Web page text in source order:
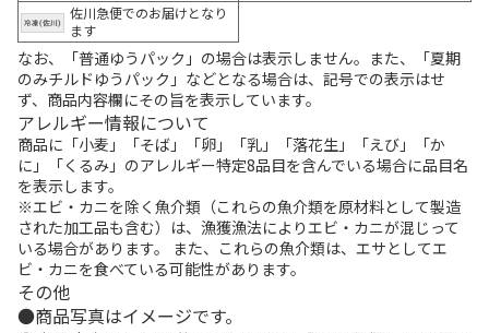
佐川急便でのお届けとなり
ます
なお、「普通ゆうパック」の場合は表示しません。また、「夏期
のみチルドゆうパック」などとなる場合は、記号での表示はせ
ず、商品内容欄にその旨を表示しています。
アレルギー情報について
商品に「小麦」「そば」「卵」「乳」「落花生」「えび」「か
に」「くるみ」のアレルギー特定8品目を含んでいる場合に品目名
を表示します。
※エビ・カニを除く魚介類（これらの魚介類を原材料として製造
された加工品も含む）は、漁獲漁法によりエビ・カニが混じって
いる場合があります。 また、これらの魚介類は、エサとしてエ
ビ・カニを食べている可能性があります。
その他
商品写真はイメージです。